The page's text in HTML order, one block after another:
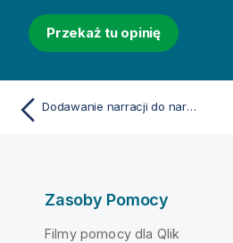
Przekaż tu opinię
Dodawanie narracji do narracji publicznych aplikacji
Zasoby Pomocy
Filmy pomocy dla Qlik